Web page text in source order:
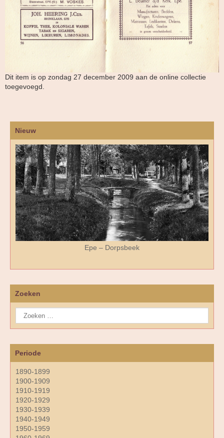
Dit item is op zondag 27 december 2009 aan de online collectie
toegevoegd.
Nieuw
Epe – Dorpsbeek
Zoeken
Periode
1890-1899
1900-1909
1910-1919
1920-1929
1930-1939
1940-1949
1950-1959